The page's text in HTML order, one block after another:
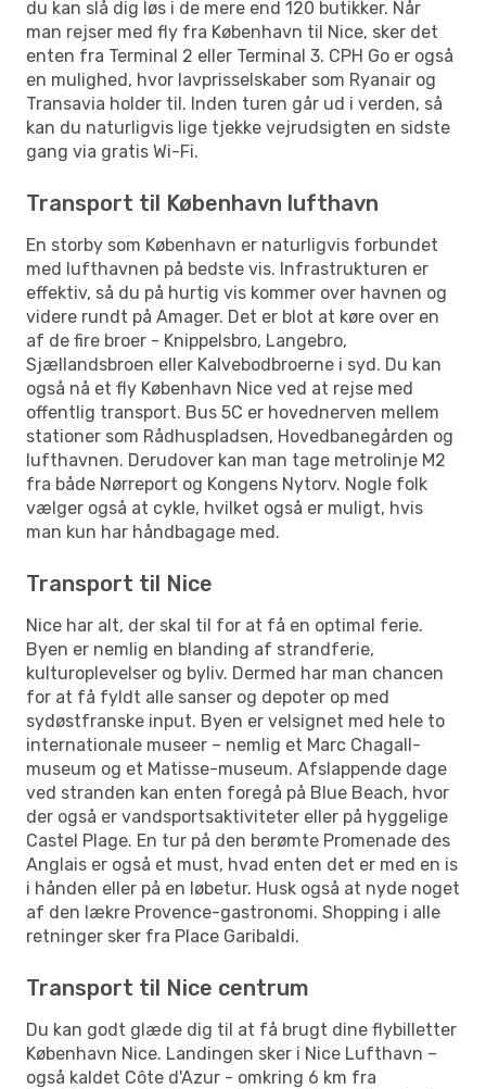
du kan slå dig løs i de mere end 120 butikker. Når
man rejser med fly fra København til Nice, sker det
enten fra Terminal 2 eller Terminal 3. CPH Go er også
en mulighed, hvor lavprisselskaber som Ryanair og
Transavia holder til. Inden turen går ud i verden, så
kan du naturligvis lige tjekke vejrudsigten en sidste
gang via gratis Wi-Fi.
Transport til København lufthavn
En storby som København er naturligvis forbundet
med lufthavnen på bedste vis. Infrastrukturen er
effektiv, så du på hurtig vis kommer over havnen og
videre rundt på Amager. Det er blot at køre over en
af de fire broer - Knippelsbro, Langebro,
Sjællandsbroen eller Kalvebodbroerne i syd. Du kan
også nå et fly København Nice ved at rejse med
offentlig transport. Bus 5C er hovednerven mellem
stationer som Rådhuspladsen, Hovedbanegården og
lufthavnen. Derudover kan man tage metrolinje M2
fra både Nørreport og Kongens Nytorv. Nogle folk
vælger også at cykle, hvilket også er muligt, hvis
man kun har håndbagage med.
Transport til Nice
Nice har alt, der skal til for at få en optimal ferie.
Byen er nemlig en blanding af strandferie,
kulturoplevelser og byliv. Dermed har man chancen
for at få fyldt alle sanser og depoter op med
sydøstfranske input. Byen er velsignet med hele to
internationale museer – nemlig et Marc Chagall-
museum og et Matisse-museum. Afslappende dage
ved stranden kan enten foregå på Blue Beach, hvor
der også er vandsportsaktiviteter eller på hyggelige
Castel Plage. En tur på den berømte Promenade des
Anglais er også et must, hvad enten det er med en is
i hånden eller på en løbetur. Husk også at nyde noget
af den lækre Provence-gastronomi. Shopping i alle
retninger sker fra Place Garibaldi.
Transport til Nice centrum
Du kan godt glæde dig til at få brugt dine flybilletter
København Nice. Landingen sker i Nice Lufthavn –
også kaldet Côte d'Azur - omkring 6 km fra